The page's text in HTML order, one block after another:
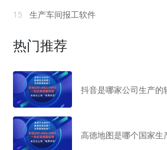
15
生产车间报工软件
热门推荐
抖音是哪家公司生产的
高德地图是哪个国家生